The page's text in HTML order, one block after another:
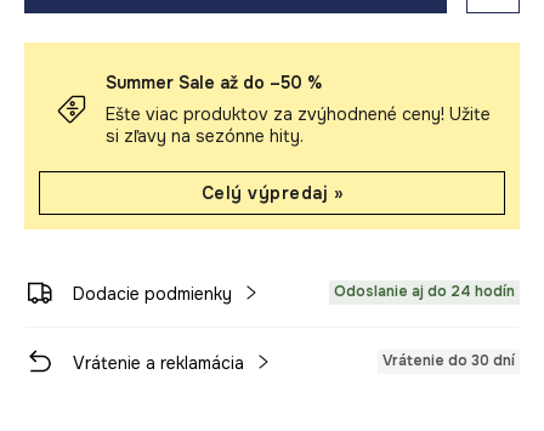
Summer Sale až do –50 %
Ešte viac produktov za zvýhodnené ceny! Užite
si zľavy na sezónne hity.
Celý výpredaj »
Dodacie podmienky Odoslanie aj do 24 hodín
Vrátenie a reklamácia Vrátenie do 30 dní